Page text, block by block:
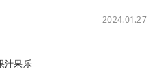
2024.01.27
汁果乐